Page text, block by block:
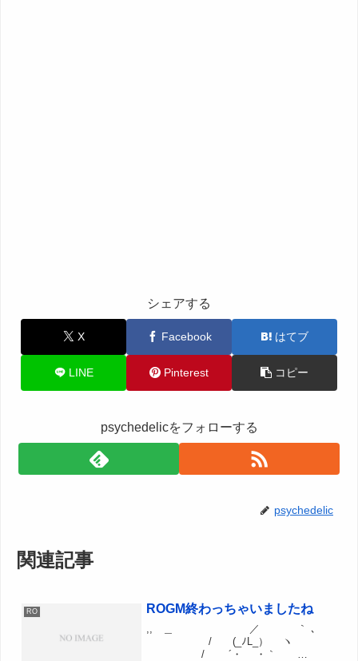
シェアする
X Facebook はてブ
LINE Pinterest コピー
psychedelicをフォローする
psychedelic
関連記事
RO ROGM終わっちゃいましたね
,, ＿ ／ ｀ ､
/ (_ﾉL_） ヽ
/ ´・ ・｀